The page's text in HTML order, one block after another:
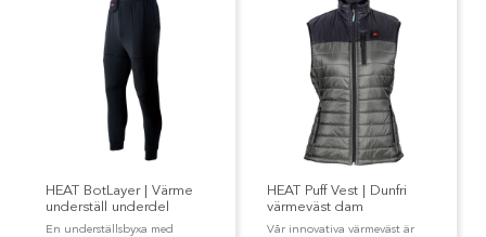
HEAT BotLayer | Värme
underställ underdel
En underställsbyxa med
HEAT Puff Vest | Dunfri
värmeväst dam
Vår innovativa värmeväst är